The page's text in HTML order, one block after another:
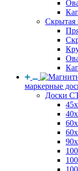
Скрытая
маркерные
Доски